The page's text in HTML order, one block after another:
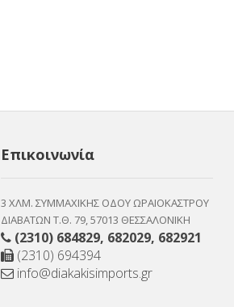
Επικοινωνία
3 ΧΛΜ. ΣΥΜΜΑΧΙΚΗΣ ΟΔΟΥ ΩΡΑΙΟΚΑΣΤΡΟΥ
ΔΙΑΒΑΤΩΝ Τ.Θ. 79, 57013 ΘΕΣΣΑΛΟΝΙΚΗ
(2310) 684829, 682029, 682921
(2310) 694394
info@diakakisimports.gr